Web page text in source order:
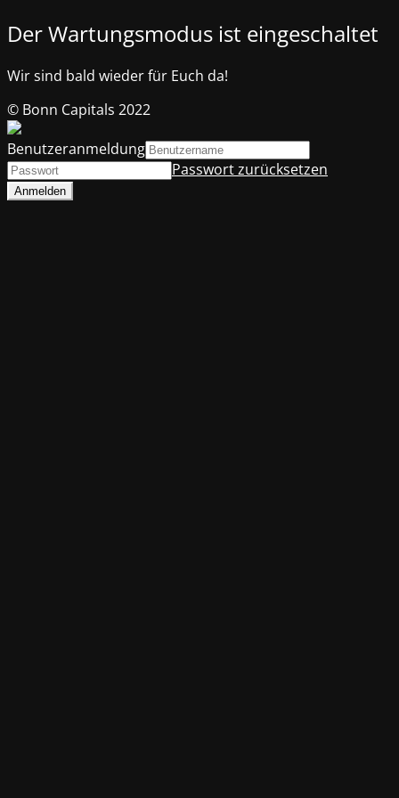
Der Wartungsmodus ist eingeschaltet
Wir sind bald wieder für Euch da!
© Bonn Capitals 2022
Benutzeranmeldung
Passwort zurücksetzen